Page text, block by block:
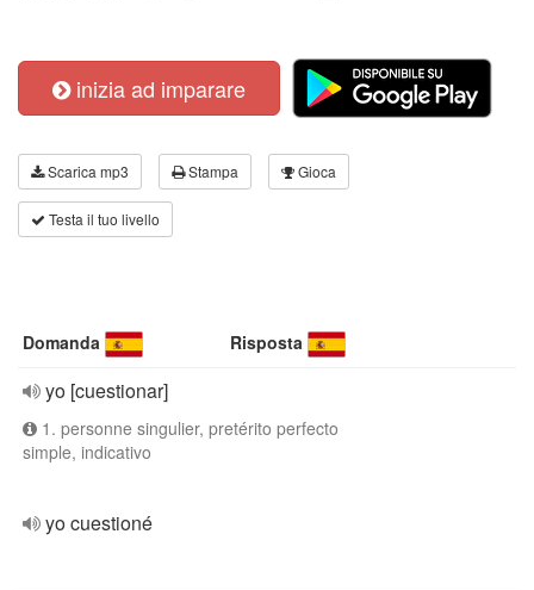
inizia ad imparare
Scarica mp3 Stampa Gioca
Testa il tuo livello
Domanda Risposta
yo [cuestionar]
1. personne singulier, pretérito perfecto
simple, indicativo
yo cuestioné